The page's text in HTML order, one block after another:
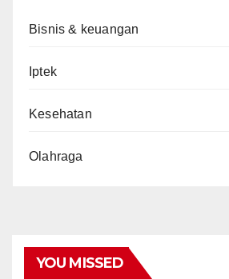
Bisnis & keuangan
Iptek
Kesehatan
Olahraga
YOU MISSED